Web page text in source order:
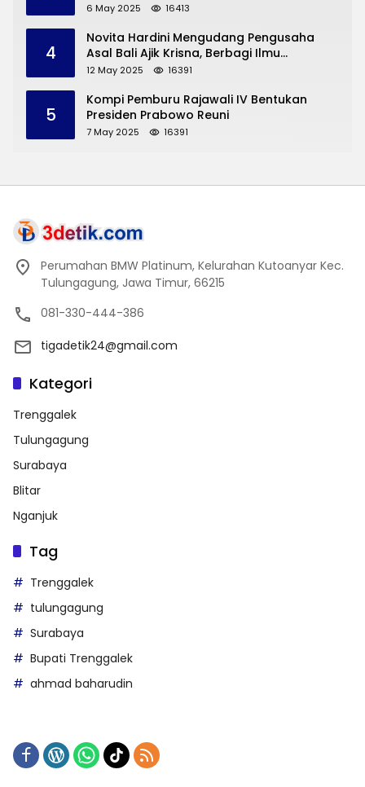
yang Disampaikan Sekda Trenggalek
6 May 2025 16413
4
Novita Hardini Mengudang Pengusaha
Asal Bali Ajik Krisna, Berbagi Ilmu
Pengembangan Pariwisata dan UMKM
12 May 2025 16391
5
Kompi Pemburu Rajawali IV Bentukan
Presiden Prabowo Reuni
7 May 2025 16391
Perumahan BMW Platinum, Kelurahan Kutoanyar Kec.
Tulungagung, Jawa Timur, 66215
081-330-444-386
tigadetik24@gmail.com
Kategori
Trenggalek
Tulungagung
Surabaya
Blitar
Nganjuk
Tag
Trenggalek
tulungagung
Surabaya
Bupati Trenggalek
ahmad baharudin